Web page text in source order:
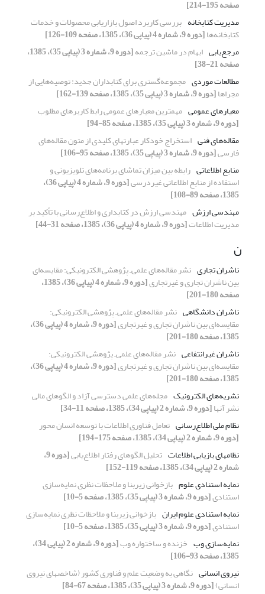
صفحه 195-214]
مدیریت کتابخانه بررسی کاربرد اصول بازاریابی محصولات و خدمات
کتابخانه‌ها[دوره 9، شماره 4 (پیاپی 36)، 1385، صفحه 109-126]
مرجع‌یابی ابهام در ماشین ترجمه [دوره 9، شماره 3 (پیاپی 35)، 1385،
صفحه 21-38]
مطالعات موردی مجموعه‌گستری برای کتابداران جدید: توصیه‌هایی از
مجراها[دوره 9، شماره 3 (پیاپی 35)، 1385، صفحه 139-162]
معیارهای عمومی مهمترین معیارهای عمومی رابط کاربرهای مطلوب
[دوره 9، شماره 3 (پیاپی 35)، 1385، صفحه 85-94]
مقاله‌های فنی استخراج خودکار عبارتهای کلیدی از متون مقاله‌های
فارسی[دوره 9، شماره 3 (پیاپی 35)، 1385، صفحه 95-106]
منابع اطلاعاتی رابطه بین میزان تماشای برنامه‌های تلویزیونی و
استفاده از منابع اطلاعاتی غیردرسی [دوره 9، شماره 4 (پیاپی 36)،
1385، صفحه 89-108]
مهندسی ارزش مهندسی ارزش در کتابداری و اطلاع‌رسانی با تأکید بر
مدیریت اطلاعات[دوره 9، شماره 4 (پیاپی 36)، 1385، صفحه 31-44]
ن
ناشران تجاری نشر مقاله‌های علمی‌ـ پژوهشی الکترونیکی: مقایسه‌ای
بین ناشران تجاری و غیرتجاری [دوره 9، شماره 4 (پیاپی 36)، 1385،
صفحه 180-201]
ناشران دانشگاهی نشر مقاله‌های علمی‌ـ پژوهشی الکترونیکی:
مقایسه‌ای بین ناشران تجاری و غیرتجاری [دوره 9، شماره 4 (پیاپی 36)،
1385، صفحه 180-201]
ناشران غیرانتفاعی نشر مقاله‌های علمی‌ـ پژوهشی الکترونیکی:
مقایسه‌ای بین ناشران تجاری و غیرتجاری [دوره 9، شماره 4 (پیاپی 36)،
1385، صفحه 180-201]
نشریه‌های الکترونیک مجله‌های علمی دسترسی آزاد و الگوهای مالی
نشر آنها[دوره 9، شماره 2 (پیاپی 34)، 1385، صفحه 11-34]
نظام ملی اطلاع‌رسانی تعامل فناوری اطلاعات با توسعه انسان محور
[دوره 9، شماره 2 (پیاپی 34)، 1385، صفحه 175-194]
نظامهای بازیابی اطلاعات تحلیل الگو‌های رفتار اطلاع‌یابی [دوره 9،
شماره 2 (پیاپی 34)، 1385، صفحه 119-152]
نمایه استنادی علوم بازخوانی زیربنا و ملاحظات نظری نمایه‌سازی
استنادی[دوره 9، شماره 3 (پیاپی 35)، 1385، صفحه 5-10]
نمایه استنادی علوم ایران بازخوانی زیربنا و ملاحظات نظری نمایه‌سازی
استنادی[دوره 9، شماره 3 (پیاپی 35)، 1385، صفحه 5-10]
نمایه‌سازی وب خزنده و ساختواره وب [دوره 9، شماره 2 (پیاپی 34)،
1385، صفحه 93-106]
نیروی انسانی نگاهی به وضعیت علم و فناوری کشور (شاخصهای نیروی
انسانی)[دوره 9، شماره 3 (پیاپی 35)، 1385، صفحه 67-84]